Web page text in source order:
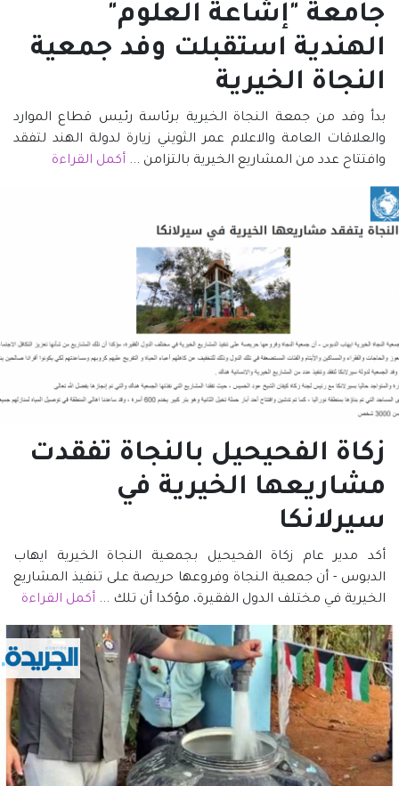
جامعة "إشاعة العلوم"
الهندية استقبلت وفد جمعية
النجاة الخيرية
بدأ وفد من جمعة النجاة الخيرية برئاسة رئيس قطاع الموارد
والعلاقات العامة والاعلام عمر الثويني زيارة لدولة الهند لتفقد
وافتتاح عدد من المشاريع الخيرية بالتزامن ... أكمل القراءة
زكاة الفحيحيل بالنجاة تفقدت
مشاريعها الخيرية في
سيرلانكا
أكد مدير عام زكاة الفحيحيل بجمعية النجاة الخيرية ايهاب
الدبوس - أن جمعية النجاة وفروعها حريصة على تنفيذ المشاريع
الخيرية في مختلف الدول الفقيرة، مؤكدا أن تلك ... أكمل القراءة